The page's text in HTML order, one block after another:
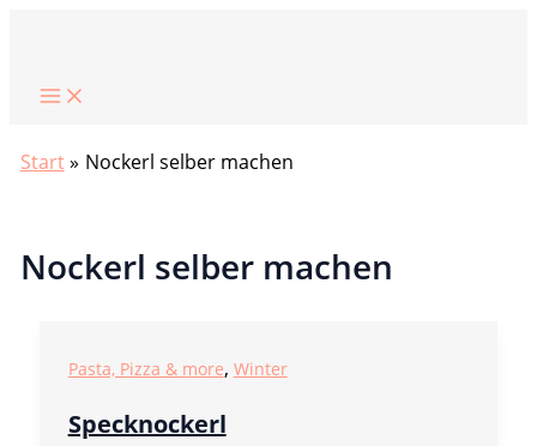
springen
Start Nockerl selber machen
Nockerl selber machen
Pasta, Pizza & more, Winter
Specknockerl